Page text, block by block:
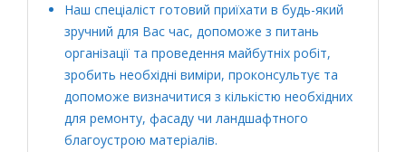
Наш спеціаліст готовий приїхати в будь-який
зручний для Вас час, допоможе з питань
організації та проведення майбутніх робіт,
зробить необхідні виміри, проконсультує та
допоможе визначитися з кількістю необхідних
для ремонту, фасаду чи ландшафтного
благоустрою матеріалів.